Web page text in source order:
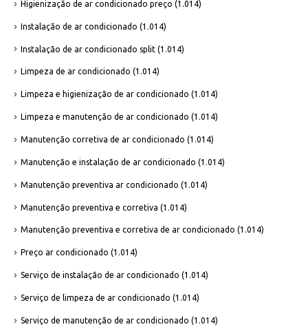
Higienização de ar condicionado preço (1.014)
Instalação de ar condicionado (1.014)
Instalação de ar condicionado split (1.014)
Limpeza de ar condicionado (1.014)
Limpeza e higienização de ar condicionado (1.014)
Limpeza e manutenção de ar condicionado (1.014)
Manutenção corretiva de ar condicionado (1.014)
Manutenção e instalação de ar condicionado (1.014)
Manutenção preventiva ar condicionado (1.014)
Manutenção preventiva e corretiva (1.014)
Manutenção preventiva e corretiva de ar condicionado (1.014)
Preço ar condicionado (1.014)
Serviço de instalação de ar condicionado (1.014)
Serviço de limpeza de ar condicionado (1.014)
Serviço de manutenção de ar condicionado (1.014)